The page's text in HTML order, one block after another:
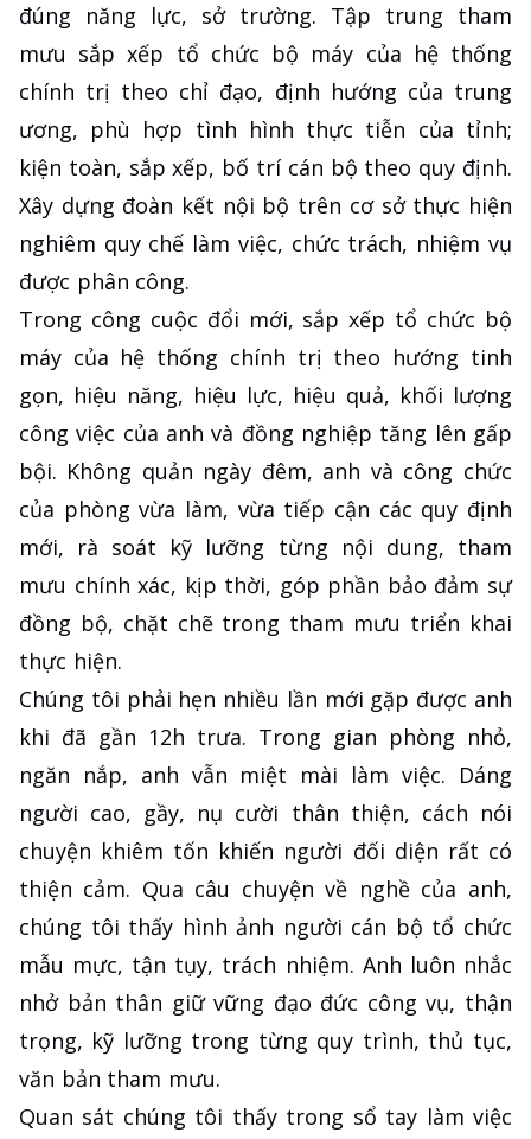
đúng năng lực, sở trường. Tập trung tham
mưu sắp xếp tổ chức bộ máy của hệ thống
chính trị theo chỉ đạo, định hướng của trung
ương, phù hợp tình hình thực tiễn của tỉnh;
kiện toàn, sắp xếp, bố trí cán bộ theo quy định.
Xây dựng đoàn kết nội bộ trên cơ sở thực hiện
nghiêm quy chế làm việc, chức trách, nhiệm vụ
được phân công.
Trong công cuộc đổi mới, sắp xếp tổ chức bộ
máy của hệ thống chính trị theo hướng tinh
gọn, hiệu năng, hiệu lực, hiệu quả, khối lượng
công việc của anh và đồng nghiệp tăng lên gấp
bội. Không quản ngày đêm, anh và công chức
của phòng vừa làm, vừa tiếp cận các quy định
mới, rà soát kỹ lưỡng từng nội dung, tham
mưu chính xác, kịp thời, góp phần bảo đảm sự
đồng bộ, chặt chẽ trong tham mưu triển khai
thực hiện.
Chúng tôi phải hẹn nhiều lần mới gặp được anh
khi đã gần 12h trưa. Trong gian phòng nhỏ,
ngăn nắp, anh vẫn miệt mài làm việc. Dáng
người cao, gầy, nụ cười thân thiện, cách nói
chuyện khiêm tốn khiến người đối diện rất có
thiện cảm. Qua câu chuyện về nghề của anh,
chúng tôi thấy hình ảnh người cán bộ tổ chức
mẫu mực, tận tụy, trách nhiệm. Anh luôn nhắc
nhở bản thân giữ vững đạo đức công vụ, thận
trọng, kỹ lưỡng trong từng quy trình, thủ tục,
văn bản tham mưu.
Quan sát chúng tôi thấy trong sổ tay làm việc